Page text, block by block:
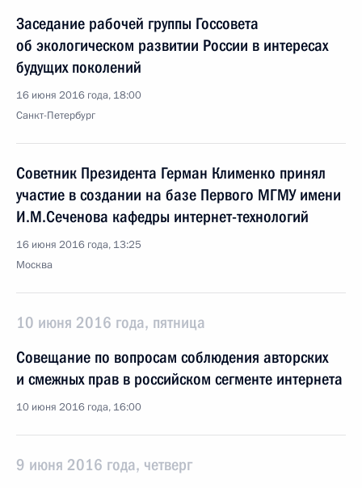
Заседание рабочей группы Госсовета
об экологическом развитии России в интересах
будущих поколений
16 июня 2016 года, 18:00
Санкт-Петербург
Советник Президента Герман Клименко принял
участие в создании на базе Первого МГМУ имени
И.М.Сеченова кафедры интернет-технологий
16 июня 2016 года, 13:25
Москва
10 июня 2016 года, пятница
Совещание по вопросам соблюдения авторских
и смежных прав в российском сегменте интернета
10 июня 2016 года, 16:00
9 июня 2016 года, четверг